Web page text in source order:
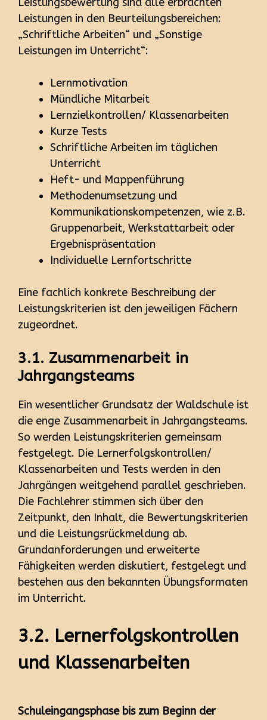
Leistungen in den Beurteilungsbereichen:
„Schriftliche Arbeiten“ und „Sonstige
Leistungen im Unterricht“:
Lernmotivation
Mündliche Mitarbeit
Lernzielkontrollen/ Klassenarbeiten
Kurze Tests
Schriftliche Arbeiten im täglichen
Unterricht
Heft- und Mappenführung
Methodenumsetzung und
Kommunikationskompetenzen, wie z.B.
Gruppenarbeit, Werkstattarbeit oder
Ergebnispräsentation
Individuelle Lernfortschritte
Eine fachlich konkrete Beschreibung der
Leistungskriterien ist den jeweiligen Fächern
zugeordnet.
3.1. Zusammenarbeit in
Jahrgangsteams
Ein wesentlicher Grundsatz der Waldschule ist
die enge Zusammenarbeit in Jahrgangsteams.
So werden Leistungskriterien gemeinsam
festgelegt. Die Lernerfolgskontrollen/
Klassenarbeiten und Tests werden in den
Jahrgängen weitgehend parallel geschrieben.
Die Fachlehrer stimmen sich über den
Zeitpunkt, den Inhalt, die Bewertungskriterien
und die Leistungsrückmeldung ab.
Grundanforderungen und erweiterte
Fähigkeiten werden diskutiert, festgelegt und
bestehen aus den bekannten Übungsformaten
im Unterricht.
3.2. Lernerfolgskontrollen
und Klassenarbeiten
Schuleingangsphase bis zum Beginn der